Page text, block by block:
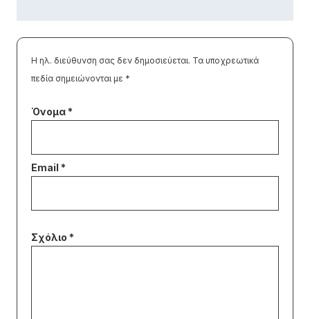
Η ηλ. διεύθυνση σας δεν δημοσιεύεται. Τα υποχρεωτικά
πεδία σημειώνονται με *